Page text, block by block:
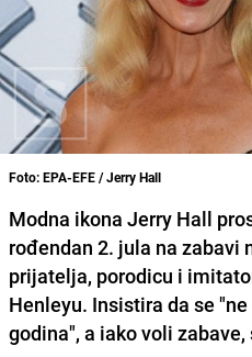
Foto: EPA-EFE / Jerry Hall
Modna ikona Jerry Hall
rođendan 2. jula na zabavi
prijatelja, porodicu i
Henleyu. Insistira da se
godina", a iako voli